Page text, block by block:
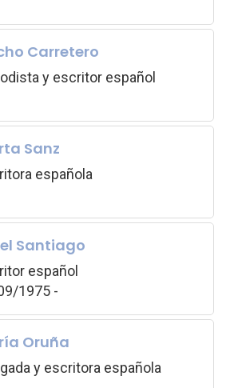
Carretero
y escritor español
Sanz
española
Santiago
español
1975 -
Oruña
y escritora española